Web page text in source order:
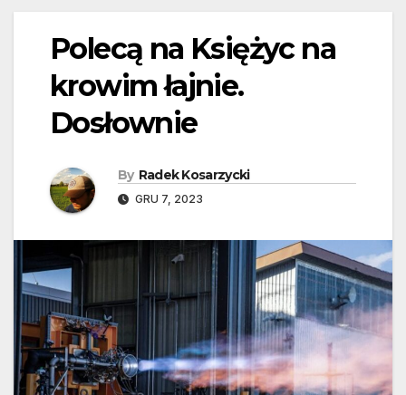
Polecą na Księżyc na
krowim łajnie.
Dosłownie
By Radek Kosarzycki
GRU 7, 2023